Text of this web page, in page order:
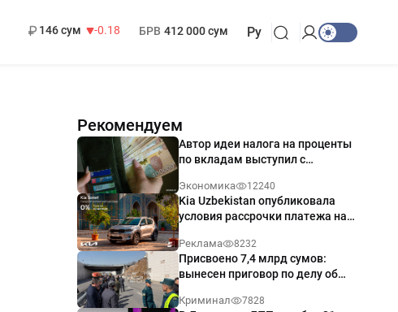
146 сум
-0.18
БРВ 412 000 сум Ру
Рекомендуем
Автор идеи налога на проценты
по вкладам выступил с
Экономика 12240
Kia Uzbekistan опубликовала
условия рассрочки платежа на
годовых
Реклама 8232
Присвоено 7,4 млрд сумов:
вынесен приговор по делу об
Ташкенте
Криминал 7828